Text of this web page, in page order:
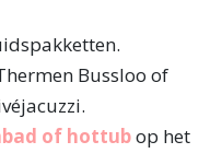
Bussloo of
of hottubop het